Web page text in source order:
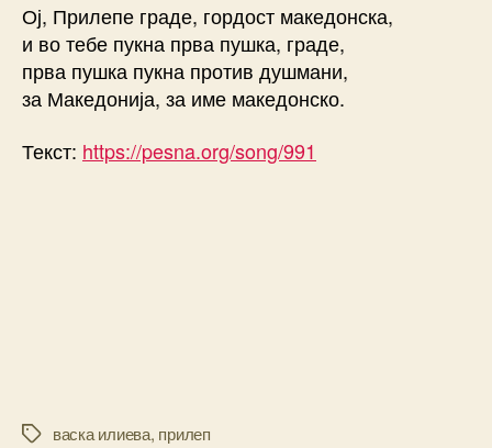
Ој, Прилепе граде, гордост македонска,
и во тебе пукна прва пушка, граде,
прва пушка пукна против душмани,
за Македонија, за име македонско.
Текст: https://pesna.org/song/991
Tagsваска илиева, прилеп